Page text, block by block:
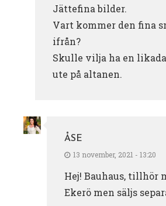
Jättefina bilder.
Vart kommer den fina
ifrån?
Skulle vilja ha en
ute på altanen.
ÅSE
13 november, 2021 - 13:20
Hej! Bauhaus, tillhör
Ekerö men säljs